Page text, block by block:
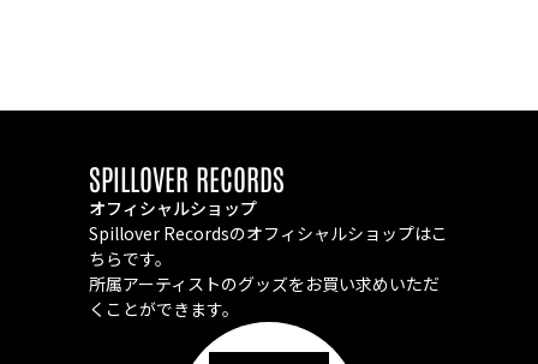
SPILLOVER RECORDS
オフィシャルショップ
Spillover Recordsのオフィシャルショップはこ
ちらです。
所属アーティストのグッズをお買い求めいただ
くことができます。